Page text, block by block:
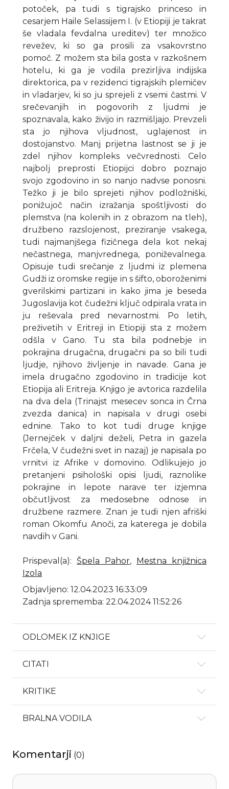
potoček, pa tudi s tigrajsko princeso in
cesarjem Haile Selassijem I. (v Etiopiji je takrat
še vladala fevdalna ureditev) ter množico
revežev, ki so ga prosili za vsakovrstno
pomoč. Z možem sta bila gosta v razkošnem
hotelu, ki ga je vodila prezirljiva indijska
direktorica, pa v rezidenci tigrajskih plemičev
in vladarjev, ki so ju sprejeli z vsemi častmi. V
srečevanjih in pogovorih z ljudmi je
spoznavala, kako živijo in razmišljajo. Prevzeli
sta jo njihova vljudnost, uglajenost in
dostojanstvo. Manj prijetna lastnost se ji je
zdel njihov kompleks večvrednosti. Celo
najbolj preprosti Etiopijci dobro poznajo
svojo zgodovino in so nanjo nadvse ponosni.
Težko ji je bilo sprejeti njihov podložniški,
ponižujoč način izražanja spoštljivosti do
plemstva (na kolenih in z obrazom na tleh),
družbeno razslojenost, preziranje vsakega,
tudi najmanjšega fizičnega dela kot nekaj
nečastnega, manjvrednega, poniževalnega.
Opisuje tudi srečanje z ljudmi iz plemena
Gudži iz oromske regije in s šifto, oboroženimi
gverilskimi partizani in kako jima je beseda
Jugoslavija kot čudežni ključ odpirala vrata in
ju reševala pred nevarnostmi. Po letih,
preživetih v Eritreji in Etiopiji sta z možem
odšla v Gano. Tu sta bila podnebje in
pokrajina drugačna, drugačni pa so bili tudi
ljudje, njihovo življenje in navade. Gana je
imela drugačno zgodovino in tradicije kot
Etiopija ali Eritreja. Knjigo je avtorica razdelila
na dva dela (Trinajst mesecev sonca in Črna
zvezda danica) in napisala v drugi osebi
ednine. Tako to kot tudi druge knjige
(Jernejček v daljni deželi, Petra in gazela
Frčela, V čudežni svet in nazaj) je napisala po
vrnitvi iz Afrike v domovino. Odlikujejo jo
pretanjeni psihološki opisi ljudi, raznolike
pokrajine in lepote narave ter izjemna
občutljivost za medosebne odnose in
družbene razmere. Znan je tudi njen afriški
roman Okomfu Anoči, za katerega je dobila
navdih v Gani.
Prispeval(a): Špela Pahor, Mestna knjižnica
Izola
Objavljeno: 12.04.2023 16:33:09
Zadnja sprememba: 22.04.2024 11:52:26
ODLOMEK IZ KNJIGE
CITATI
KRITIKE
BRALNA VODILA
Komentarji (0)